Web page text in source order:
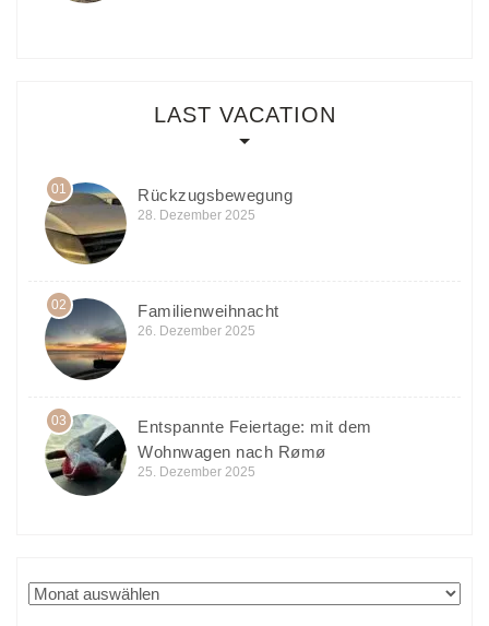
LAST VACATION
01 Rückzugsbewegung
28. Dezember 2025
02 Familienweihnacht
26. Dezember 2025
03
Entspannte Feiertage: mit dem
Wohnwagen nach Rømø
25. Dezember 2025
Archiv